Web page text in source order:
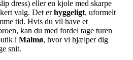
dress) eller en kjole med skarpe
valg. Det erhyggeligt, uformelt
tid. Hvis du vil have et
kan du med fordel tage turen
i Malmø, hvor vi hjælper dig
snit.